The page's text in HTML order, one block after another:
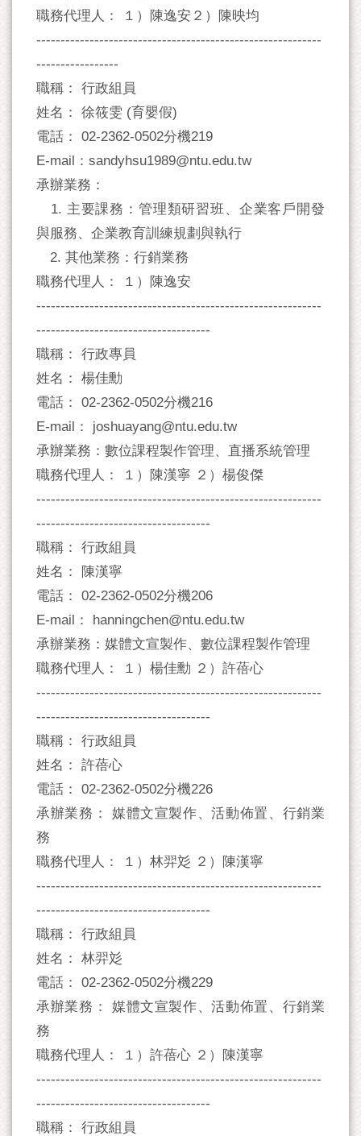
職務代理人： １）陳逸安２）陳映均
-----------------------------------------------------------
-----------------
職稱： 行政組員
姓名： 徐筱雯 (育嬰假)
電話： 02-2362-0502分機219
E-mail：sandyhsu1989@ntu.edu.tw
承辦業務：
1. 主要課務：管理類研習班、企業客戶開發
與服務、企業教育訓練規劃與執行
2. 其他業務：行銷業務
職務代理人： １）陳逸安
-----------------------------------------------------------
------------------------------------
職稱： 行政專員
姓名： 楊佳勳
電話： 02-2362-0502分機216
E-mail： joshuayang@ntu.edu.tw
承辦業務：數位課程製作管理、直播系統管理
職務代理人： １）陳漢寧 ２）楊俊傑
-----------------------------------------------------------
------------------------------------
職稱： 行政組員
姓名： 陳漢寧
電話： 02-2362-0502分機206
E-mail： hanningchen@ntu.edu.tw
承辦業務：媒體文宣製作、數位課程製作管理
職務代理人： １）楊佳勳 ２）許蓓心
-----------------------------------------------------------
------------------------------------
職稱： 行政組員
姓名： 許蓓心
電話： 02-2362-0502分機226
承辦業務： 媒體文宣製作、活動佈置、行銷業
務
職務代理人： １）林羿彣 ２）陳漢寧
-----------------------------------------------------------
------------------------------------
職稱： 行政組員
姓名： 林羿彣
電話： 02-2362-0502分機229
承辦業務： 媒體文宣製作、活動佈置、行銷業
務
職務代理人： １）許蓓心 ２）陳漢寧
-----------------------------------------------------------
------------------------------------
職稱： 行政組員